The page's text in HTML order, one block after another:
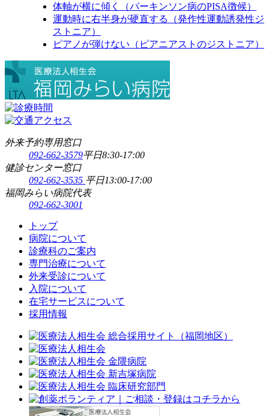
体軸が横に傾く（パーキンソン病のPISA徴候）
運動時に右半身が硬直する（発作性運動誘発性ジ
ストニア）
ピアノが弾けない（ピアニアストのジストニア）
外来予約専用窓口
092-662-3579平日8:30-17:00
健診センター窓口
092-662-3535 平日13:00-17:00
福岡みらい病院代表
092-662-3001
トップ
病院について
診療科のご案内
専門治療について
外来受診について
入院について
在宅サービスについて
採用情報